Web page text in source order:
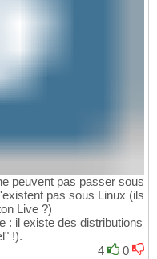
peuvent pas passer sous
pas sous Linux (ils
Live ?)
: il existe des distributions
!).
4
0